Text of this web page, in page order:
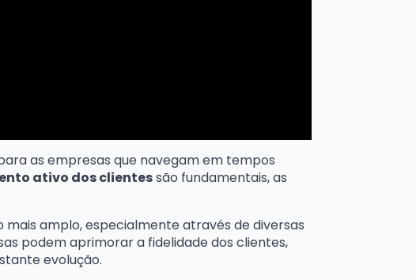
as empresas que navegam em tempos
ativo dos clientessão fundamentais, as
amplo, especialmente através de diversas
podem aprimorar a fidelidade dos clientes,
evolução.